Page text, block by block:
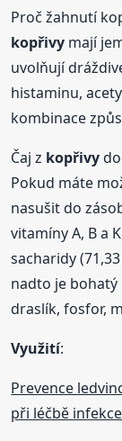
Proč žahnutí
kopřivy mají
uvolňují
histaminu,
kombinace
Čaj z kopřivy
Pokud máte
nasušit do
vitamíny A, B a
sacharidy
nadto je bohatý
draslík, fosfor,
Využití:
Prevence
při léčbě